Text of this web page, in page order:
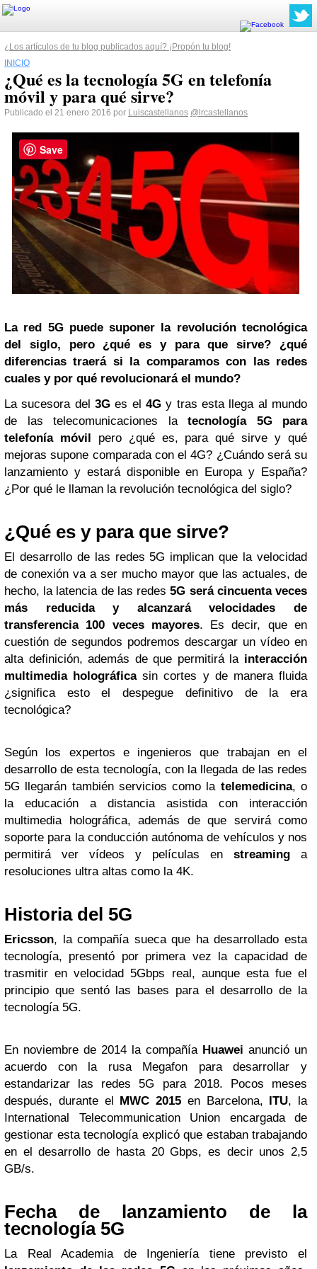
¿Los artículos de tu blog publicados aquí? ¡Propón tu blog!
INICIO
¿Qué es la tecnología 5G en telefonía
móvil y para qué sirve?
Publicado el 21 enero 2016 por Luiscastellanos @lrcastellanos
La red 5G puede suponer la revolución tecnológica
del siglo, pero ¿qué es y para que sirve? ¿qué
diferencias traerá si la comparamos con las redes
cuales y por qué revolucionará el mundo?
La sucesora del 3G es el 4G y tras esta llega al mundo
de las telecomunicaciones la tecnología 5G para
telefonía móvil pero ¿qué es, para qué sirve y qué
mejoras supone comparada con el 4G? ¿Cuándo será su
lanzamiento y estará disponible en Europa y España?
¿Por qué le llaman la revolución tecnológica del siglo?
¿Qué es y para que sirve?
El desarrollo de las redes 5G implican que la velocidad
de conexión va a ser mucho mayor que las actuales, de
hecho, la latencia de las redes5G será cincuenta veces
más reducida y alcanzará velocidades de
transferencia 100 veces mayores. Es decir, que en
cuestión de segundos podremos descargar un vídeo en
alta definición, además de que permitirá la interacción
multimedia holográficasin cortes y de manera fluida
¿significa esto el despegue definitivo de la era
tecnológica?
Según los expertos e ingenieros que trabajan en el
desarrollo de esta tecnología, con la llegada de las redes
5G llegarán también servicios como la telemedicina, o
la educación a distancia asistida con interacción
multimedia holográfica, además de que servirá como
soporte para la conducción autónoma de vehículos y nos
permitirá ver vídeos y películas en streaming a
resoluciones ultra altas como la 4K.
Historia del 5G
Ericsson, la compañía sueca que ha desarrollado esta
tecnología, presentó por primera vez la capacidad de
trasmitir en velocidad 5Gbps real, aunque esta fue el
principio que sentó las bases para el desarrollo de la
tecnología 5G.
En noviembre de 2014 la compañía Huawei anunció un
acuerdo con la rusa Megafon para desarrollar y
estandarizar las redes 5G para 2018. Pocos meses
después, durante el MWC 2015 en Barcelona, ITU, la
International Telecommunication Union encargada de
gestionar esta tecnología explicó que estaban trabajando
en el desarrollo de hasta 20 Gbps, es decir unos 2,5
GB/s.
Fecha de lanzamiento de la
tecnología 5G
La Real Academia de Ingeniería tiene previsto el
Save